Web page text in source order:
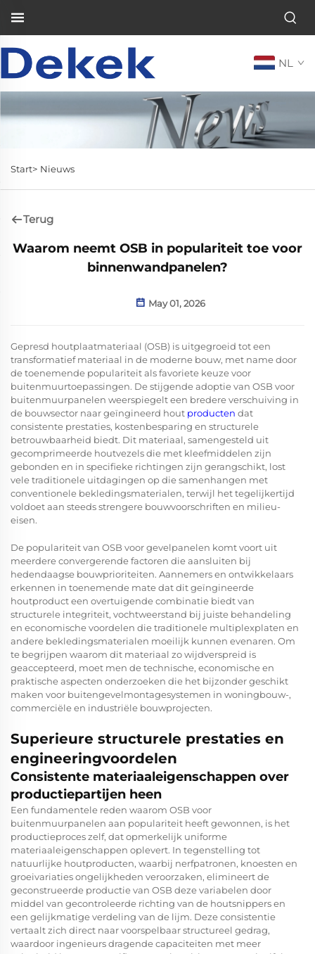
NL
Start> Nieuws
Terug
Waarom neemt OSB in populariteit toe voor
binnenwandpanelen?
May 01, 2026
Gepresd houtplaatmateriaal (OSB) is uitgegroeid tot een
transformatief materiaal in de moderne bouw, met name door
de toenemende populariteit als favoriete keuze voor
buitenmuurtoepassingen. De stijgende adoptie van OSB voor
buitenmuurpanelen weerspiegelt een bredere verschuiving in
de bouwsector naar geïngineerd hout producten dat
consistente prestaties, kostenbesparing en structurele
betrouwbaarheid biedt. Dit materiaal, samengesteld uit
gecomprimeerde houtvezels die met kleefmiddelen zijn
gebonden en in specifieke richtingen zijn gerangschikt, lost
vele traditionele uitdagingen op die samenhangen met
conventionele bekledingsmaterialen, terwijl het tegelijkertijd
voldoet aan steeds strengere bouwvoorschriften en milieu-
eisen.
De populariteit van OSB voor gevelpanelen komt voort uit
meerdere convergerende factoren die aansluiten bij
hedendaagse bouwprioriteiten. Aannemers en ontwikkelaars
erkennen in toenemende mate dat dit geïngineerde
houtproduct een overtuigende combinatie biedt van
structurele integriteit, vochtweerstand bij juiste behandeling
en economische voordelen die traditionele multiplexplaten en
andere bekledingsmaterialen moeilijk kunnen evenaren. Om
te begrijpen waarom dit materiaal zo wijdverspreid is
geaccepteerd, moet men de technische, economische en
praktische aspecten onderzoeken die het bijzonder geschikt
maken voor buitengevelmontagesystemen in woningbouw-,
commerciële en industriële bouwprojecten.
Superieure structurele prestaties en
engineeringvoordelen
Consistente materiaaleigenschappen over
productiepartijen heen
Een fundamentele reden waarom OSB voor
buitenmuurpanelen aan populariteit heeft gewonnen, is het
productieproces zelf, dat opmerkelijk uniforme
materiaaleigenschappen oplevert. In tegenstelling tot
natuurlijke houtproducten, waarbij nerfpatronen, knoesten en
groeivariaties ongelijkheden veroorzaken, elimineert de
geconstrueerde productie van OSB deze variabelen door
middel van gecontroleerde richting van de houtsnippers en
een gelijkmatige verdeling van de lijm. Deze consistentie
vertaalt zich direct naar voorspelbaar structureel gedrag,
waardoor ingenieurs dragende capaciteiten met meer